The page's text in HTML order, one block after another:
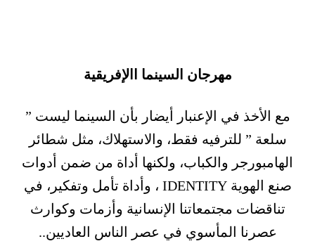
مهرجان السينما االإفريقية
مع الأخذ في الإعنبار أيضار بأن السينما ليست ”
سلعة ” للترفيه فقط، والاستهلاك، مثل شطائر
الهامبورجر والكباب، ولكنها أداة من ضمن أدوات
صنع الهوية IDENTITY ، وأداة تأمل وتفكير، في
تناقضات مجتمعاتنا الإنسانية وأزمات وكوارث
عصرنا المأسوي في عصر الناس العاديين..